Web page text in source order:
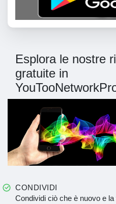
Esplora le nostre
gratuite in
CONDIVIDI
Condividi ciò che è nuovo e